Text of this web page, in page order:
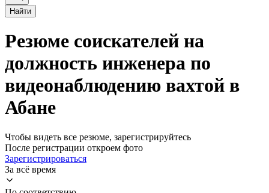
Найти
Резюме соискателей на
должность инженера по
видеонаблюдению вахтой в
Абане
Чтобы видеть все резюме, зарегистрируйтесь
После регистрации откроем фото
Зарегистрироваться
За всё время